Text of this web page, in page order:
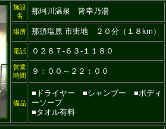
施設
名
那珂川温泉 皆幸乃湯
場所 那須塩原 市街地 ２０分（１８km）
電話 ０２８７-６３-１１８０
営業
時間
９：００～２２：００
備品
■ドライヤー ■シャンプー ■ボディ
ーソープ
■タオル有料